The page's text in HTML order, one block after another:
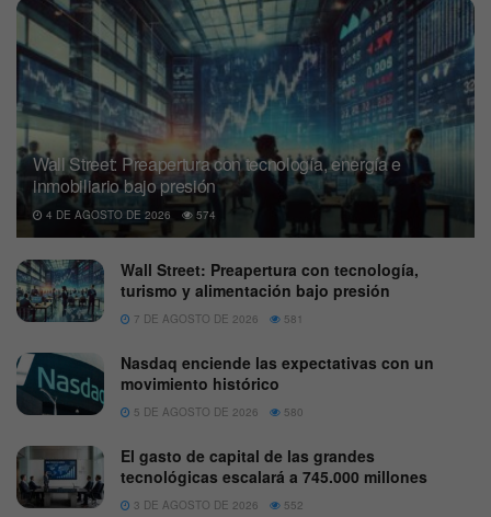
Wall Street: Preapertura con tecnología, energía e
inmobiliario bajo presión
4 DE AGOSTO DE 2026 574
Wall Street: Preapertura con tecnología,
turismo y alimentación bajo presión
7 DE AGOSTO DE 2026 581
Nasdaq enciende las expectativas con un
movimiento histórico
5 DE AGOSTO DE 2026 580
El gasto de capital de las grandes
tecnológicas escalará a 745.000 millones
3 DE AGOSTO DE 2026 552